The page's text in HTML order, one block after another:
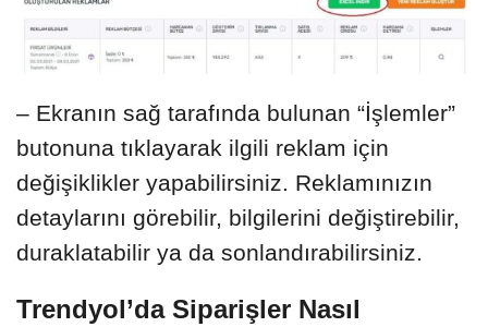
– Ekranın sağ tarafında bulunan “İşlemler”
butonuna tıklayarak ilgili reklam için
değişiklikler yapabilirsiniz. Reklamınızın
detaylarını görebilir, bilgilerini değiştirebilir,
duraklatabilir ya da sonlandırabilirsiniz.
Trendyol’da Siparişler Nasıl